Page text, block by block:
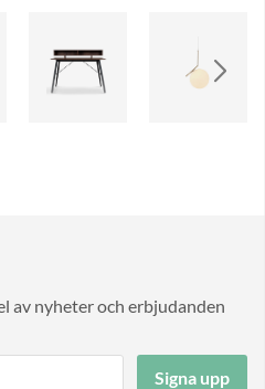
av nyheter och erbjudanden
Signa upp